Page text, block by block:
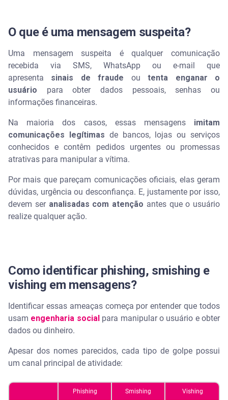
Banco manda SMS com link?
Como identificar o golpe da taxa alfandegária dos
Correios?
O que é uma mensagem suspeita?
Uma mensagem suspeita é qualquer comunicação
recebida via SMS, WhatsApp ou e-mail que
apresenta sinais de fraude outenta enganar o
usuário para obter dados pessoais, senhas ou
informações financeiras.
Na maioria dos casos, essas mensagens imitam
comunicações legítimas de bancos, lojas ou serviços
conhecidos e contêm pedidos urgentes ou promessas
atrativas para manipular a vítima.
Por mais que pareçam comunicações oficiais, elas geram
dúvidas, urgência ou desconfiança. E, justamente por isso,
devem ser analisadas com atenção antes que o usuário
realize qualquer ação.
Como identificar phishing, smishing e
vishing em mensagens?
Identificar essas ameaças começa por entender que todos
usam engenharia social para manipular o usuário e obter
dados ou dinheiro.
Apesar dos nomes parecidos, cada tipo de golpe possui
um canal principal de atividade:
Phishing Smishing Vishing